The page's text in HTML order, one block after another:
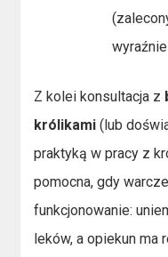
Z kolei konsultacja z
królikami (lub
praktyką w pracy z
pomocna, gdy
funkcjonowanie:
leków, a opiekun ma